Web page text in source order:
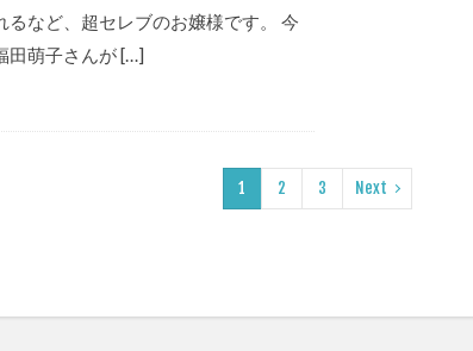
るなど、超セレブのお嬢様です。 今
田萌子さんが […]
1 2 3 Next